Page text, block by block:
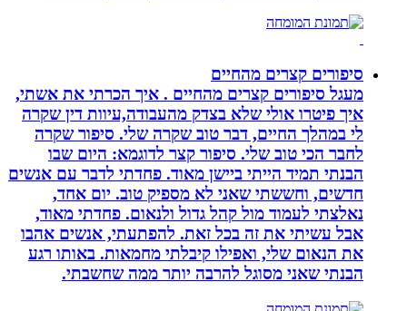
סיפורים קצרים מהחיים
מעגל סיפורים קצרים מהחיים . איך הכרתי את אשתי,
איך פיטרו אולי שלא בצדק מהעבודה,עיוות דין שקרה
לי במהלך החיים, דבר טוב שקרה שלי. סיפור שקרה
לחבר הכי טוב שלי. סיפור קצר לדוגמא: היום שבו
הבנתי תמיד הייתי ביישן מאוד. פחדתי לדבר עם אנשים
חדשים, וחששתי שאני לא מספיק טוב. יום אחד,
נאלצתי לעמוד מול קהל גדול ולנאום. פחדתי מאוד,
אבל עשיתי את זה בכל זאת. להפתעתי, אנשים אהבו
את הנאום שלי, ואפילו קיבלתי מחמאות. באותו רגע
הבנתי שאני מסוגל להרבה יותר ממה שחשבתי.